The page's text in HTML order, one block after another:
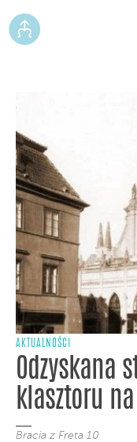
AKTUALNOŚCI
Odzyskana
klasztoru
Bracia z Freta 10